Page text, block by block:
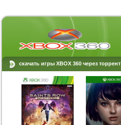
скачать игры XBOX 360 через торрент